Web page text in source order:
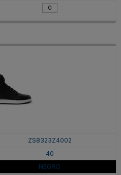
ZS8323Z4002
40
NEGRO